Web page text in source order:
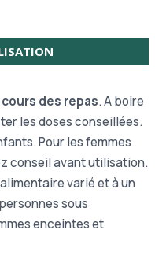
des repas. A boire
les doses conseillées.
Pour les femmes
conseil avant utilisation.
varié et à un
sous
enceintes et